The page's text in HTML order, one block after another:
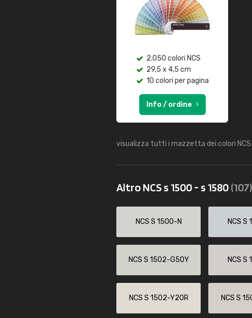
2.050 colori NCS
29,5 x 4,5 cm
10 colori per pagina
Info / ordine
visualizza tutti i mazzetta dei colori NCS
Altro NCS s 1500 - s 1580(107)
NCS S 1500-N NCS S
NCS S 1502-G50Y NCS S
NCS S 1502-Y20R NCS S